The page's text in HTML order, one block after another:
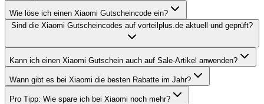
Wie löse ich einen Xiaomi Gutscheincode ein?
Sind die Xiaomi Gutscheincodes auf vorteilplus.de aktuell und geprüft?
Kann ich einen Xiaomi Gutschein auch auf Sale-Artikel anwenden?
Wann gibt es bei Xiaomi die besten Rabatte im Jahr?
Pro Tipp: Wie spare ich bei Xiaomi noch mehr?